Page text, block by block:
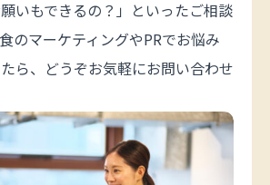
願いもできるの？」といったご相談
のマーケティングやPRでお悩み
ら、どうぞお気軽にお問い合わせ